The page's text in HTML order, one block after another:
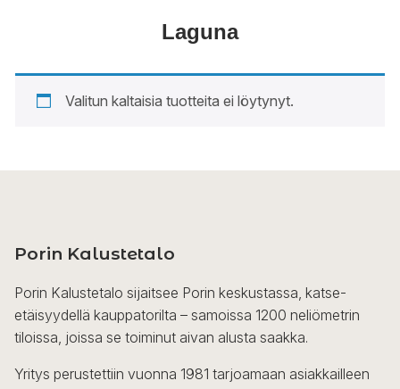
Laguna
Valitun kaltaisia tuotteita ei löytynyt.
Porin Kalustetalo
Porin Kalustetalo sijaitsee Porin keskustassa, katse-
etäisyydellä kauppatorilta – samoissa 1200 neliömetrin
tiloissa, joissa se toiminut aivan alusta saakka.
Yritys perustettiin vuonna 1981 tarjoamaan asiakkailleen